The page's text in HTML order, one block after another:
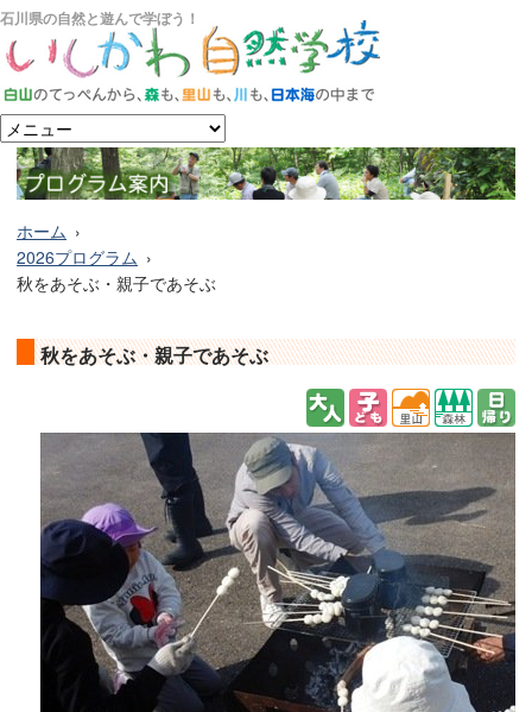
石川県の自然と遊んで学ぼう！
ホーム
2026プログラム
秋をあそぶ・親子であそぶ
秋をあそぶ・親子であそぶ